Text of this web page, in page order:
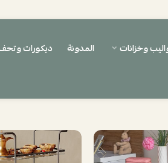
وخزانات المدونة
ديكورات